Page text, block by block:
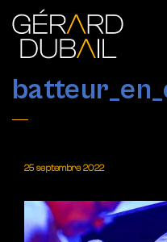
25 septembre 2022